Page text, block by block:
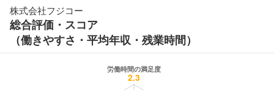
株式会社フジコー
総合評価・スコア
（働きやすさ・平均年収・残業時間）